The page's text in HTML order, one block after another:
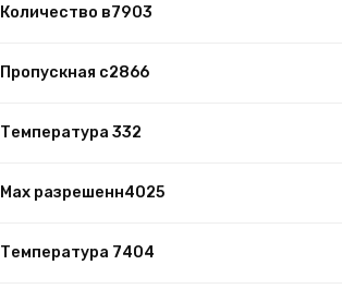
Количество в7903
Пропускная с2866
Температура 332
Max разрешенн4025
Температура 7404